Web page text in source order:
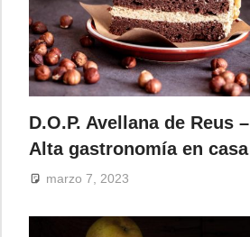
D.O.P. Avellana de Reus –
Alta gastronomía en casa
marzo 7, 2023